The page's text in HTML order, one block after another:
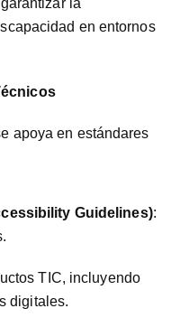
en entornos
apoya en estándares
Guidelines):
TIC, incluyendo
digitales.